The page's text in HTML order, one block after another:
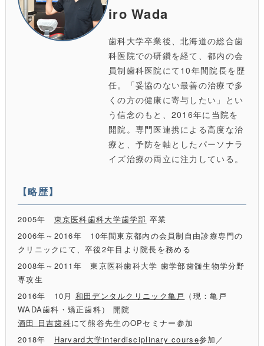
iro Wada
歯科大学卒業後、北海道の総合歯
科医院での研鑽を経て、都内の会
員制歯科医院にて10年間院長を歴
任。「妥協のない最善の治療で多
くの方の健康に寄与したい」とい
う信念のもと、2016年に当院を
開院。専門医連携による高度な治
療と、予防を軸としたパーソナラ
イズ治療の両立に注力している。
【略歴】
2005年 東京医科歯科大学歯学部 卒業
2006年～2016年 10年間東京都内の会員制自由診療専門の
クリニックにて、卒後2年目より院長を務める
2008年～2011年 東京医科歯科大学 歯学部歯髄生物学分野
専攻生
2016年 10月 和田デンタルクリニック亀戸 （現：亀戸
WADA歯科・矯正歯科） 開院
酒田 日吉歯科にて熊谷先生のOPセミナー参加
2018年 Harvard大学interdisciplinary course参加／